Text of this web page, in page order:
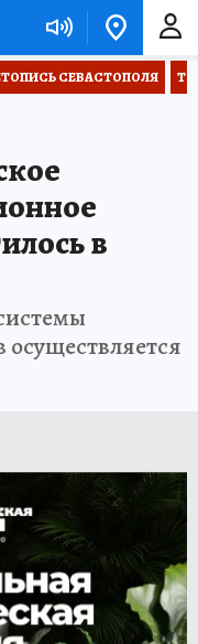
СЕВАСТОПОЛЯ
в
осуществляется